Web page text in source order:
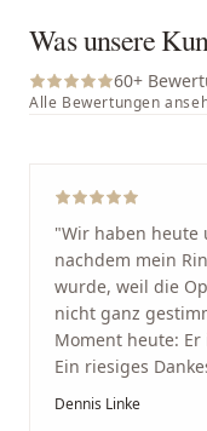
Was unsere
60+
Alle Bewertungen
"Wir haben heute
nachdem mein
wurde, weil die
nicht ganz
Moment heute:
Ein riesiges
Vom ersten
Dennis Linke